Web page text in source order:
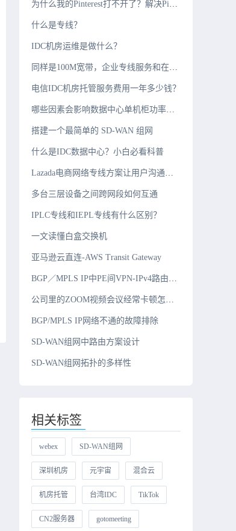
为什么我的Pinterest打不开了？解决Pinterest不能访问问题
什么是专线？
IDC机房运维是做什么？
同样是100M宽带，企业专线服务和在家里普通宽带有什么区别?
电信IDC机房托管服务费用一年多少钱？
哪些因素会影响数据中心单机柜功率密度？
搭建一个最简单的 SD-WAN 组网
什么是IDC数据中心？小白必看科普
​Lazada电商网络专线方案让用户沟通零距离
多台三层设备之间跨网段如何互通
IPLC专线和IEPL专线有什么区别？
​一文读懂白盒交换机
亚马逊云直连-AWS Transit Gateway
BGP／MPLS IP中PE间VPN-IPv4路由发布原理
公司里的ZOOM视频会议经常卡顿怎么解决？
BGP/MPLS IP网络不通的故障排除
SD-WAN组网中路由方案设计
SD-WAN组网拓扑的多样性
相关标签
webex SD-WAN组网
深圳机房 元宇宙 混合云
机房托管 台湾IDC TikTok
CN2服务器 gotomeeting